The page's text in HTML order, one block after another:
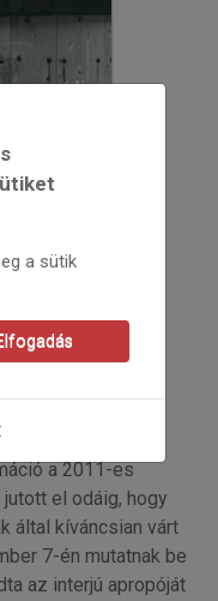
a 2011-es
el odáig, hogy
által kíváncsian várt
7-én mutatnak be
az interjú apropóját
a sütik